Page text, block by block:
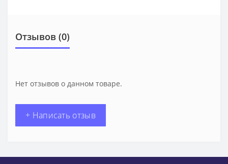
Отзывов (0)
Нет отзывов о данном товаре.
+ Написать отзыв